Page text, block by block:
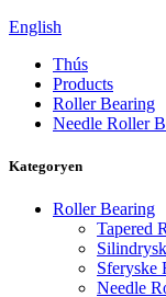
English
Thús
Products
Roller Bearing
Needle Roller
Kategoryen
Roller Bearing
Tapered
Sferyske
Needle